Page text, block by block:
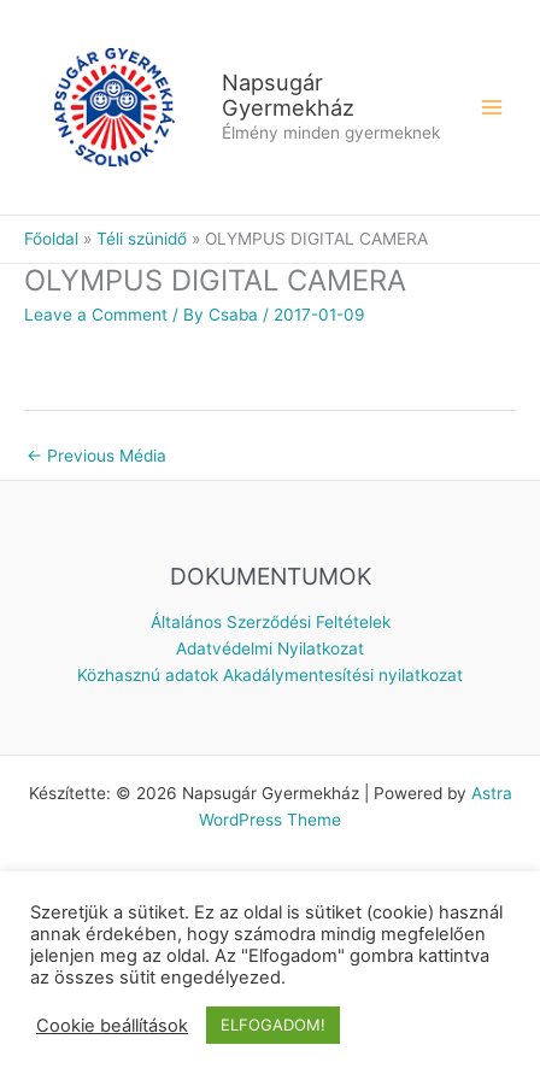
Napsugár
Gyermekház
Élmény minden gyermeknek
Főoldal Téli szünidő OLYMPUS DIGITAL CAMERA
OLYMPUS DIGITAL CAMERA
Leave a Comment / By Csaba / 2017-01-09
← Previous Média
DOKUMENTUMOK
Általános Szerződési Feltételek
Adatvédelmi Nyilatkozat
Közhasznú adatok Akadálymentesítési nyilatkozat
Készítette: © 2026 Napsugár Gyermekház | Powered by Astra
WordPress Theme
Szeretjük a sütiket. Ez az oldal is sütiket (cookie) használ
annak érdekében, hogy számodra mindig megfelelően
jelenjen meg az oldal. Az "Elfogadom" gombra kattintva
az összes sütit engedélyezed.
Cookie beállítások ELFOGADOM!